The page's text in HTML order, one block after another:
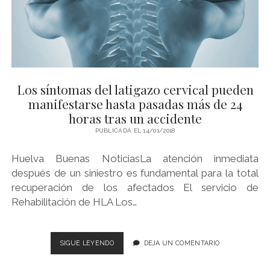
TÉRMINOS Y CONDICIONES
WE WISH YOU…
Los síntomas del latigazo cervical pueden
manifestarse hasta pasadas más de 24
horas tras un accidente
PUBLICADA EL 14/01/2018
Huelva Buenas NoticiasLa atención inmediata
después de un siniestro es fundamental para la total
recuperación de los afectados El servicio de
Rehabilitación de HLA Los…
SIGUE LEYENDOLOS
SÍNTOMAS
DEJA UN COMENTARIO